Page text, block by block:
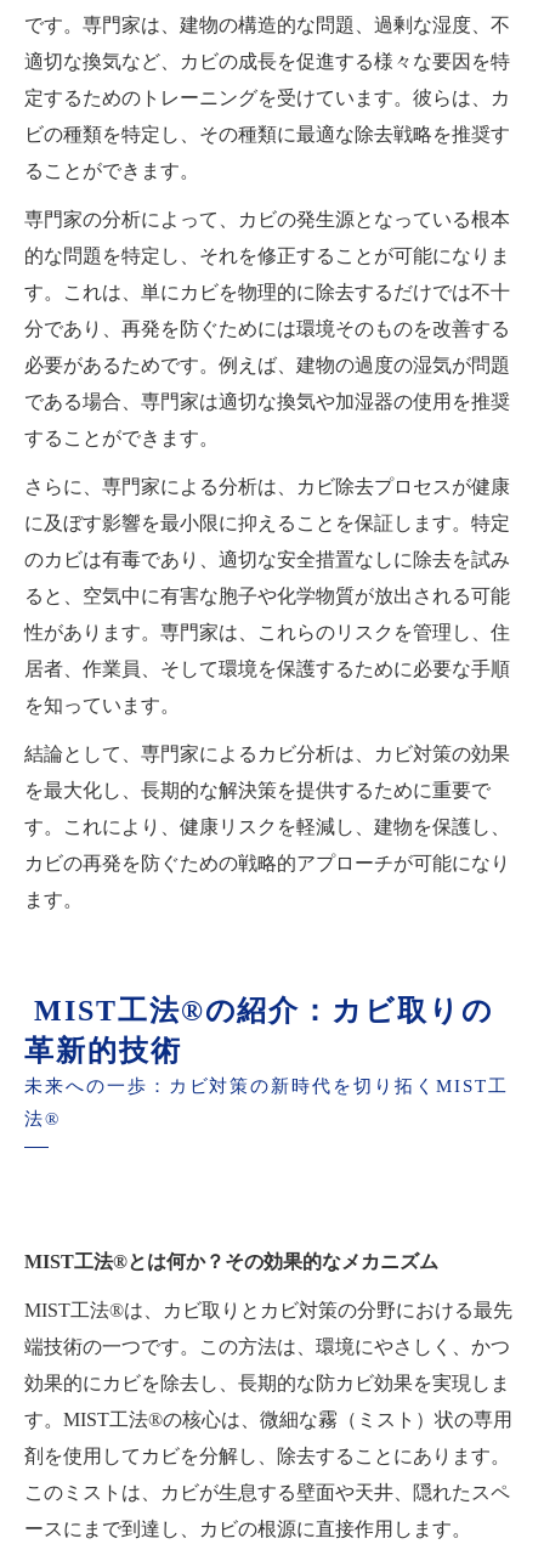
です。専門家は、建物の構造的な問題、過剰な湿度、不
適切な換気など、カビの成長を促進する様々な要因を特
定するためのトレーニングを受けています。彼らは、カ
ビの種類を特定し、その種類に最適な除去戦略を推奨す
ることができます。
専門家の分析によって、カビの発生源となっている根本
的な問題を特定し、それを修正することが可能になりま
す。これは、単にカビを物理的に除去するだけでは不十
分であり、再発を防ぐためには環境そのものを改善する
必要があるためです。例えば、建物の過度の湿気が問題
である場合、専門家は適切な換気や加湿器の使用を推奨
することができます。
さらに、専門家による分析は、カビ除去プロセスが健康
に及ぼす影響を最小限に抑えることを保証します。特定
のカビは有毒であり、適切な安全措置なしに除去を試み
ると、空気中に有害な胞子や化学物質が放出される可能
性があります。専門家は、これらのリスクを管理し、住
居者、作業員、そして環境を保護するために必要な手順
を知っています。
結論として、専門家によるカビ分析は、カビ対策の効果
を最大化し、長期的な解決策を提供するために重要で
す。これにより、健康リスクを軽減し、建物を保護し、
カビの再発を防ぐための戦略的アプローチが可能になり
ます。
MIST工法®の紹介：カビ取りの
革新的技術
未来への一歩：カビ対策の新時代を切り拓くMIST工
法®
MIST工法®とは何か？その効果的なメカニズム
MIST工法®は、カビ取りとカビ対策の分野における最先
端技術の一つです。この方法は、環境にやさしく、かつ
効果的にカビを除去し、長期的な防カビ効果を実現しま
す。MIST工法®の核心は、微細な霧（ミスト）状の専用
剤を使用してカビを分解し、除去することにあります。
このミストは、カビが生息する壁面や天井、隠れたスペ
ースにまで到達し、カビの根源に直接作用します。